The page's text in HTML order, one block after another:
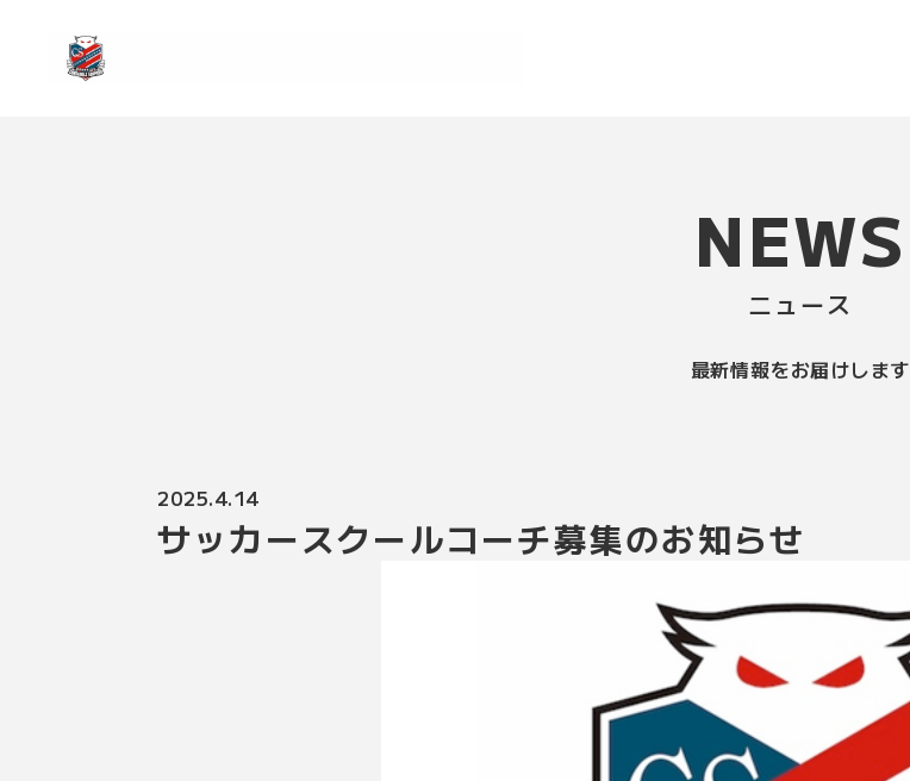
NEWS
ニュース
最新情報をお届けします
2025.4.14
サッカースクールコーチ募集のお知らせ